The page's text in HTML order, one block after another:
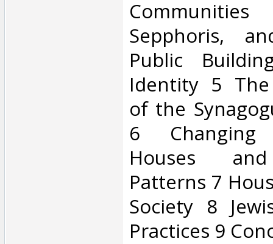
Sepphoris,
Public
Identity 5
of the
6 Changing
Houses
Patterns 7
Society 8
Practices 9